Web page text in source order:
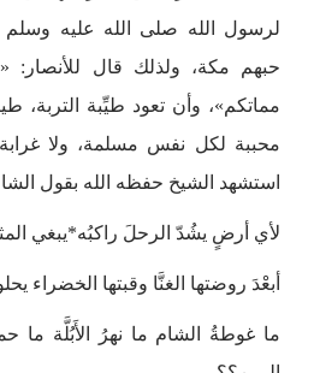
لرسول الله صلى الله عليه
حبهم مكة، ولذلك قال للأنصار:
مماتكم»، وأن تعود طيِّبة التربة،
محببة لكل نفس مسلمة، ولا
استشهد الشيخ حفظه الله بقول
لأي أرضٍ يشُدّ الرحلَ راكبُه*يبغي
أبعْدَ روضتها الغنَّا وقبتها الخضراء
ما غوطةُ الشام ما نهرُ الأَبُلَّة ما